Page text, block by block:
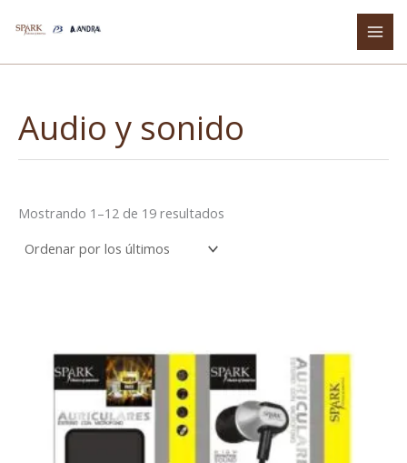
Audio y sonido
Mostrando 1–12 de 19 resultados